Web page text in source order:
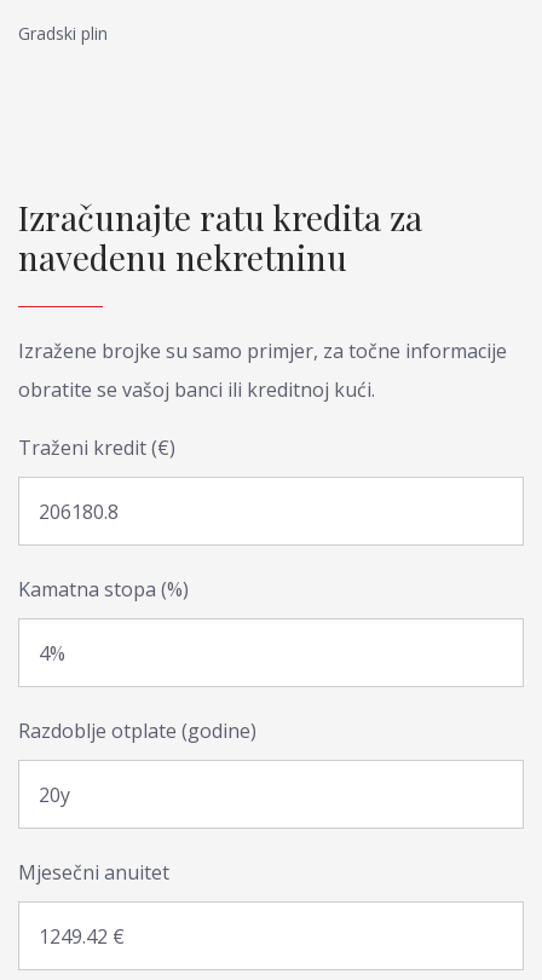
Gradski plin
Izračunajte ratu kredita za
navedenu nekretninu
Izražene brojke su samo primjer, za točne informacije
obratite se vašoj banci ili kreditnoj kući.
Traženi kredit (€)
Kamatna stopa (%)
Razdoblje otplate (godine)
Mjesečni anuitet